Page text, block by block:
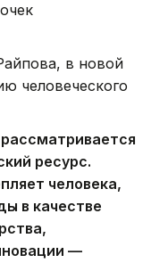
в новой
человеческого
ресурс.
человека,
в качестве
—